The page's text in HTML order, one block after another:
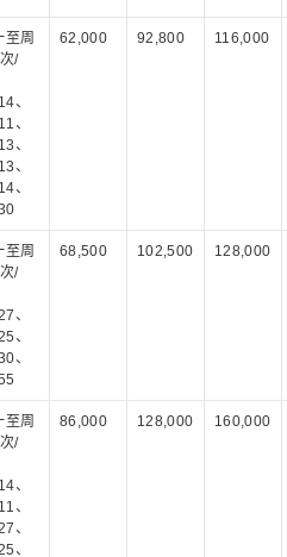
至周
/
、
、
、
、
、
62,000 92,800 116,000
至周
/
、
、
、
68,500 102,500 128,000
至周
/
、
、
、
、
86,000 128,000 160,000